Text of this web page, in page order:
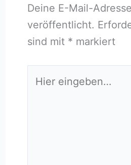
Deine E-Mail-
veröffentlicht.
sind mit * markiert
eingeben…